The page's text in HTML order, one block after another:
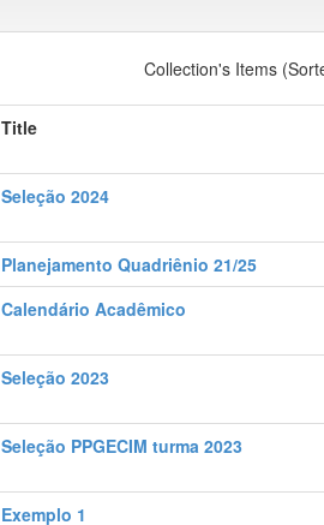
Collection's Items
Title
Seleção 2024
Planejamento Quadriênio 21/25
Calendário Acadêmico
Seleção 2023
Seleção PPGECIM turma 2023
Exemplo 1